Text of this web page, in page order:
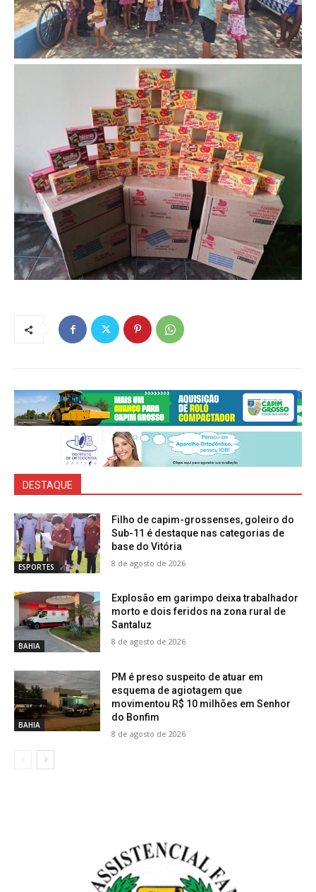
DESTAQUE
ESPORTES
Filho de capim-grossenses, goleiro do
Sub-11 é destaque nas categorias de
base do Vitória
8 de agosto de 2026
BAHIA
Explosão em garimpo deixa trabalhador
morto e dois feridos na zona rural de
Santaluz
8 de agosto de 2026
BAHIA
PM é preso suspeito de atuar em
esquema de agiotagem que
movimentou R$ 10 milhões em Senhor
do Bonfim
8 de agosto de 2026